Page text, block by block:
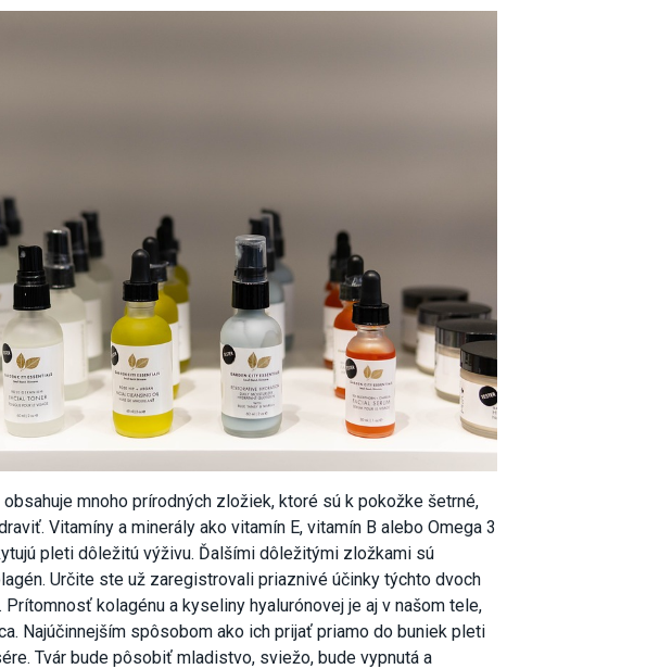
obsahuje mnoho prírodných zložiek, ktoré sú k pokožke šetrné,
Vitamíny a minerály ako vitamín E, vitamín B alebo Omega 3
pleti dôležitú výživu. Ďalšími dôležitými zložkami sú
Určite ste už zaregistrovali priaznivé účinky týchto dvoch
Prítomnosť kolagénu a kyseliny hyalurónovej je aj v našom tele,
Najúčinnejším spôsobom ako ich prijať priamo do buniek pleti
Tvár bude pôsobiť mladistvo, sviežo, bude vypnutá a